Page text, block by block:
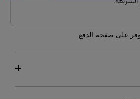
على صفحة الدفع